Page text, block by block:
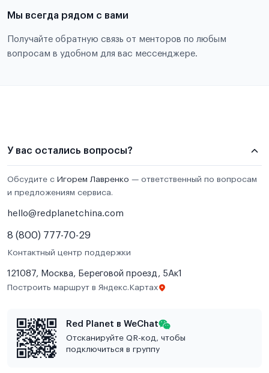
Мы всегда рядом с вами
Получайте обратную связь от менторов по любым
вопросам в удобном для вас мессенджере.
У вас остались вопросы?
Обсудите с Игорем Лавренко — ответственный по вопросам
и предложениям сервиса.
hello@redplanetchina.com
8 (800) 777-70-29
Контактный центр поддержки
121087, Москва, Береговой проезд, 5Ак1
Построить маршрут в Яндекс.Картах
Red Planet в WeChat
Отсканируйте QR-код, чтобы
подключиться в группу